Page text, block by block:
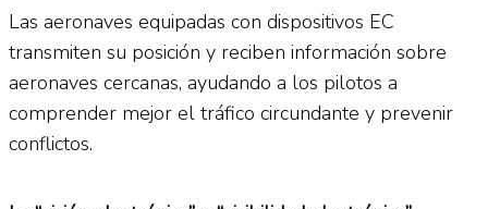
Las aeronaves equipadas con dispositivos EC
transmiten su posición y reciben información sobre
aeronaves cercanas, ayudando a los pilotos a
comprender mejor el tráfico circundante y prevenir
conflictos.